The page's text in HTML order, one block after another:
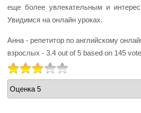
еще более увлекательным и
Увидимся на онлайн уроках.
Анна - репетитор по английскому
взрослых - 3.4 out of 5 based on 145
РЕЙТИНГ:
3
/5
Пожалуйста,
оцените